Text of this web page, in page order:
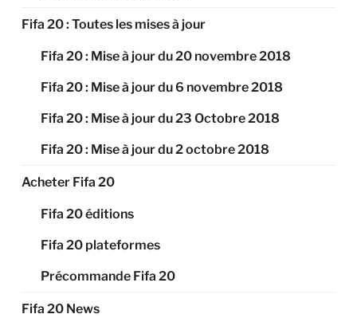
Fifa 20 : Toutes les mises à jour
Fifa 20 : Mise à jour du 20 novembre 2018
Fifa 20 : Mise à jour du 6 novembre 2018
Fifa 20 : Mise à jour du 23 Octobre 2018
Fifa 20 : Mise à jour du 2 octobre 2018
Acheter Fifa 20
Fifa 20 éditions
Fifa 20 plateformes
Précommande Fifa 20
Fifa 20 News